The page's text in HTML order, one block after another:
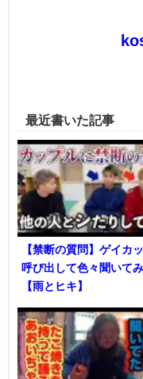
最近書いた記事
【禁断の質問】ゲイカ
呼び出して色々聞いて
【雨とヒキ】